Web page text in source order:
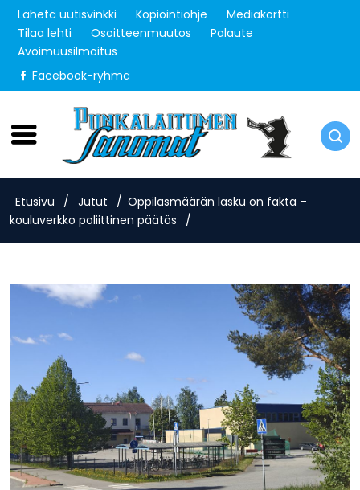
Lähetä uutisvinkki Kopiointiohje
Mediakortti
Tilaa lehti
Osoitteenmuutos
Palaute
Avoimuusilmoitus
Facebook-ryhmä
Torstai 6.8.2026
Etusivu / Jutut / Oppilasmäärän lasku on fakta –
kouluverkko poliittinen päätös
/